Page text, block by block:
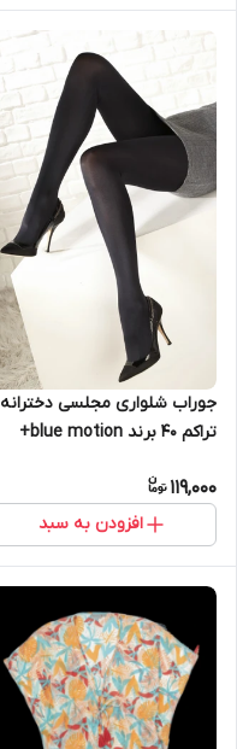
جوراب شلواری مجلسی دخترانه
تراکم 40 برند blue motion+
119,000
افزودن به سبد